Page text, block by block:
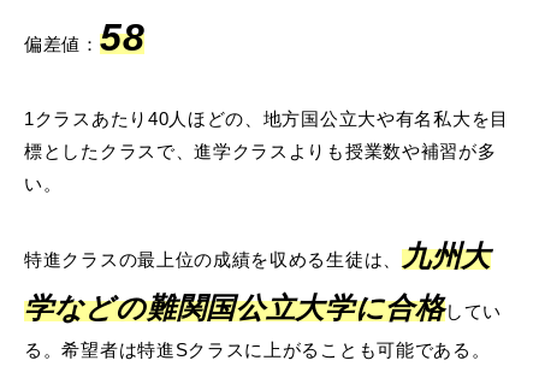
偏差値： 58
1クラスあたり40人ほどの、地方国公立大や有名私大を目
標としたクラスで、進学クラスよりも授業数や補習が多
い。
特進クラスの最上位の成績を収める生徒は、 九州大
学などの難関国公立大学に合格してい
る。希望者は特進Sクラスに上がることも可能である。